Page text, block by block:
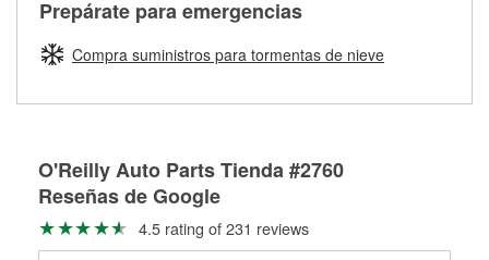
Herramientas de O'Reilly
pueden ser reutilizados, podemos ayudarte a encontrar las
partes de reemplazo correctas para tu reparación.
averiada o determina los acoplamientos y la longitud
adecuados para que te construyamos una nueva. O'Reilly
Auto Parts tiene las mangueras y los acoples adecuados
agrícola o de construcción.
hidráulicas a la medida en tu tienda local
Prepárate para emergencias
Compra suministros para tormentas de nieve
O'Reilly Auto Parts Tienda #2760
Reseñas de Google
4.5 rating of 231 reviews